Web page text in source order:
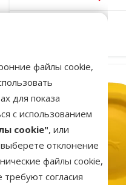
файлы cookie,
для показа
с использованием
cookie", или
отклонение
файлы cookie,
согласия
Выгодно 🛍️